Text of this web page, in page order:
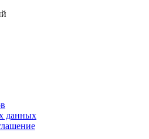
данных